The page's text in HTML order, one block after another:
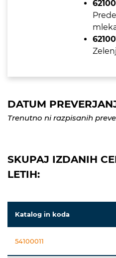
DATUM
Trenutno ni razpisanih
SKUPAJ IZDANIH
LETIH:
Katalog in koda
54100011